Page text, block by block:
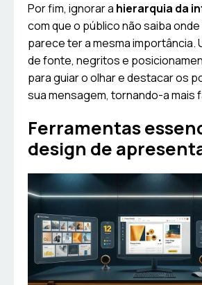
Por fim, ignorar a hierarquia da
com que o público não saiba
parece ter a mesma importância.
de fonte, negritos e
para guiar o olhar e destacar os
sua mensagem, tornando-a mais
Ferramentas
design de